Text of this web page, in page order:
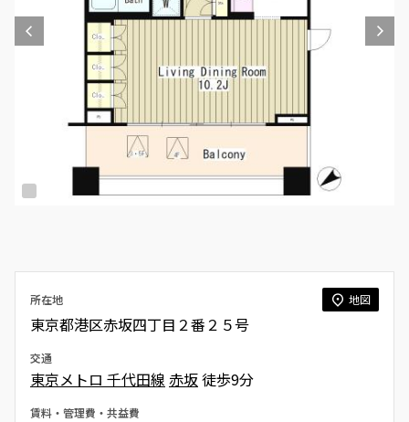
所在地 地図
東京都港区赤坂四丁目２番２５号
交通
東京メトロ 千代田線 赤坂徒歩9分
賃料・管理費・共益費